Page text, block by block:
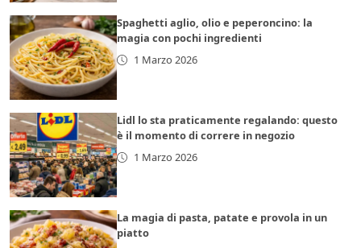
Spaghetti aglio, olio e peperoncino: la
magia con pochi ingredienti
1 Marzo 2026
Lidl lo sta praticamente regalando: questo
è il momento di correre in negozio
1 Marzo 2026
La magia di pasta, patate e provola in un
piatto